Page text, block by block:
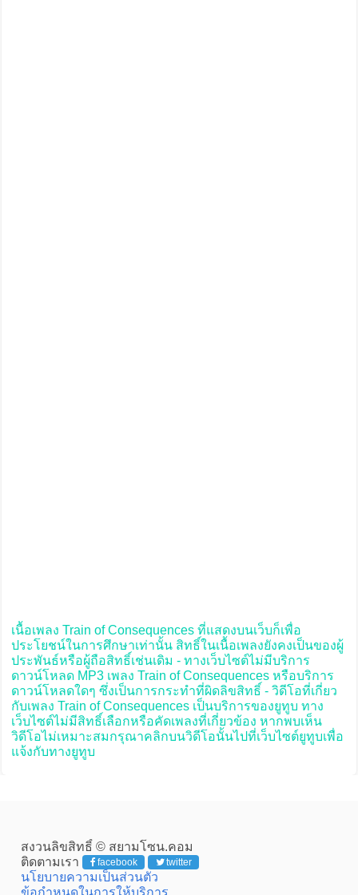
เนื้อเพลง Train of Consequences ที่แสดงบนเว็บก็เพื่อ
ประโยชน์ในการศึกษาเท่านั้น สิทธิ์ในเนื้อเพลงยังคงเป็นของผู้
ประพันธ์หรือผู้ถือสิทธิ์เช่นเดิม - ทางเว็บไซต์ไม่มีบริการ
ดาวน์โหลด MP3 เพลง Train of Consequences หรือบริการ
ดาวน์โหลดใดๆ ซึ่งเป็นการกระทำที่ผิดลิขสิทธิ์ - วิดีโอที่เกี่ยว
กับเพลง Train of Consequences เป็นบริการของยูทูบ ทาง
เว็บไซต์ไม่มีสิทธิ์เลือกหรือคัดเพลงที่เกี่ยวข้อง หากพบเห็น
วิดีโอไม่เหมาะสมกรุณาคลิกบนวิดีโอนั้นไปที่เว็บไซต์ยูทูบเพื่อ
แจ้งกับทางยูทูบ
สงวนลิขสิทธิ์ © สยามโซน.คอม
ติดตามเรา
facebook twitter
นโยบายความเป็นส่วนตัว